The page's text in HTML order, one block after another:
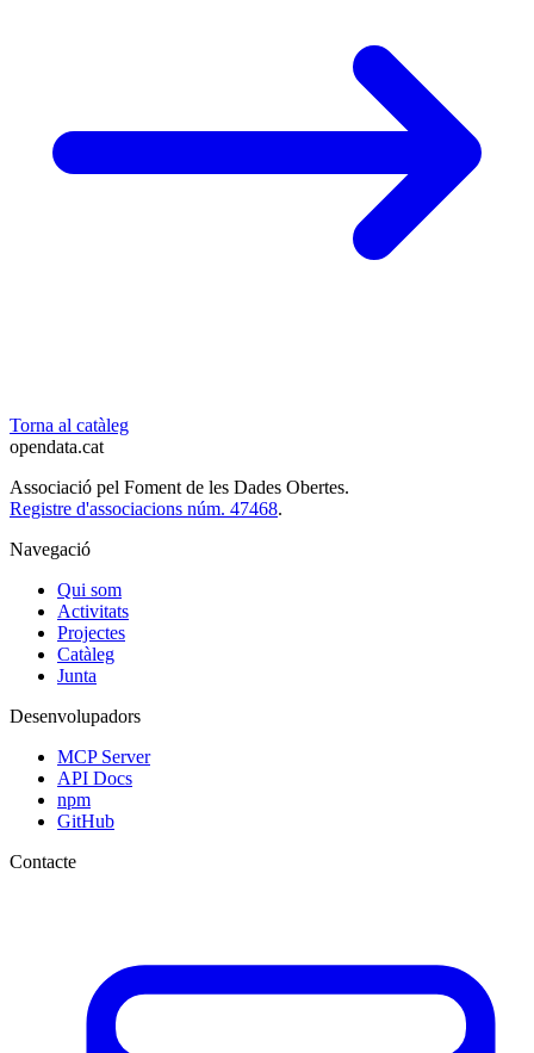
Torna al catàleg
opendata.cat
Associació pel Foment de les Dades Obertes.
Registre d'associacions núm. 47468.
Navegació
Qui som
Activitats
Projectes
Catàleg
Junta
Desenvolupadors
MCP Server
API Docs
npm
GitHub
Contacte